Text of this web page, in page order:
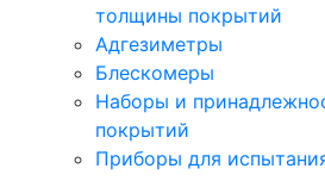
толщины покрытий
Адгезиметры
Блескомеры
Наборы и
покрытий
Приборы для